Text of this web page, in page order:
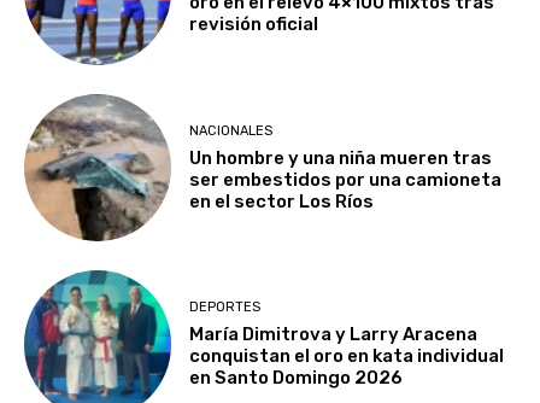
revisión oficial
NACIONALES
Un hombre y una niña mueren tras
ser embestidos por una camioneta
en el sector Los Ríos
DEPORTES
María Dimitrova y Larry Aracena
conquistan el oro en kata individual
en Santo Domingo 2026